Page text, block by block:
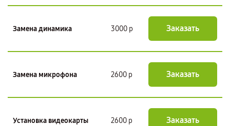
Замена динамика 3000 р Заказать
Замена микрофона 2600 р Заказать
Установка видеокарты 2600 р Заказать